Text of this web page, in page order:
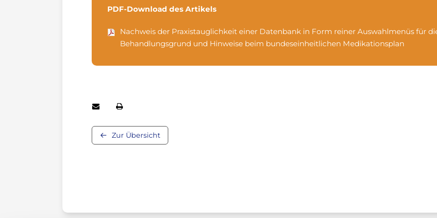
PDF-Download des Artikels
Nachweis der Praxistauglichkeit einer Datenbank in Form reiner Auswahlmenüs für
Behandlungsgrund und Hinweise beim bundeseinheitlichen Medikationsplan
Zur Übersicht